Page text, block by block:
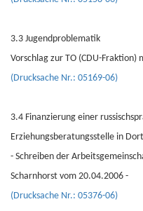
3.3 Jugendproblematik
Vorschlag zur TO (CDU-
(Drucksache Nr.: 05169-06)
3.4 Finanzierung einer
Erziehungsberatungsstelle in
- Schreiben der
Scharnhorst vom 20.04.2006 -
(Drucksache Nr.: 05376-06)